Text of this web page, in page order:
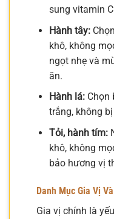
sung vitamin
Hành tây:
khô, không
ngọt nhẹ và
ăn.
Hành lá:Chọn
trắng, không
Tỏi, hành tím:
khô, không
bảo hương vị
Danh Mục Gia Vị
Gia vị chính là